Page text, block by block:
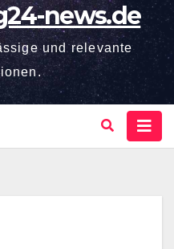
news.de
und relevante